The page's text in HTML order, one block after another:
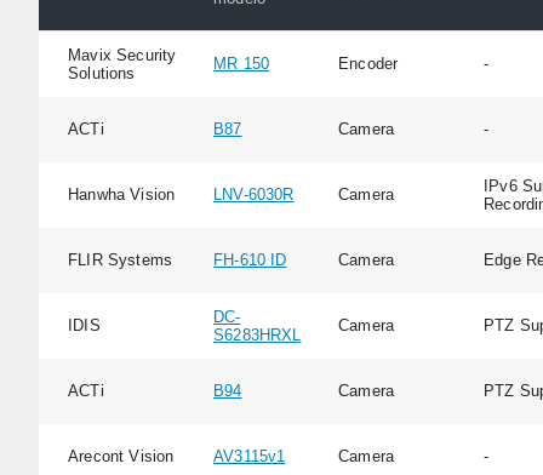
Mavix Security
Solutions
MR 150 Encoder -
ACTi B87 Camera -
Hanwha Vision LNV-6030R Camera
IPv6
FLIR Systems FH-610 ID Camera Edge
IDIS
DC-
S6283HRXL
Camera PTZ
ACTi B94 Camera PTZ
Arecont Vision AV3115v1 Camera -